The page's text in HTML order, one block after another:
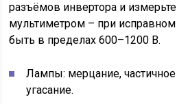
разъёмов инвертора и
мультиметром – при
быть в пределах 600–1200 В.
Лампы: мерцание,
угасание.